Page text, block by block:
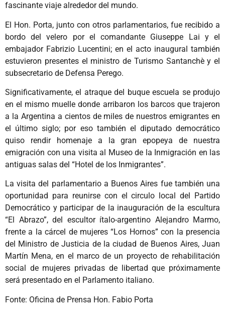
fascinante viaje alrededor del mundo.
El Hon. Porta, junto con otros parlamentarios, fue recibido a
bordo del velero por el comandante Giuseppe Lai y el
embajador Fabrizio Lucentini; en el acto inaugural también
estuvieron presentes el ministro de Turismo Santanchè y el
subsecretario de Defensa Perego.
Significativamente, el atraque del buque escuela se produjo
en el mismo muelle donde arribaron los barcos que trajeron
a la Argentina a cientos de miles de nuestros emigrantes en
el último siglo; por eso también el diputado democrático
quiso rendir homenaje a la gran epopeya de nuestra
emigración con una visita al Museo de la Inmigración en las
antiguas salas del “Hotel de los Inmigrantes”.
La visita del parlamentario a Buenos Aires fue también una
oportunidad para reunirse con el circulo local del Partido
Democrático y participar de la inauguración de la escultura
“El Abrazo”, del escultor ítalo-argentino Alejandro Marmo,
frente a la cárcel de mujeres “Los Hornos” con la presencia
del Ministro de Justicia de la ciudad de Buenos Aires, Juan
Martín Mena, en el marco de un proyecto de rehabilitación
social de mujeres privadas de libertad que próximamente
será presentado en el Parlamento italiano.
Fonte: Oficina de Prensa Hon. Fabio Porta